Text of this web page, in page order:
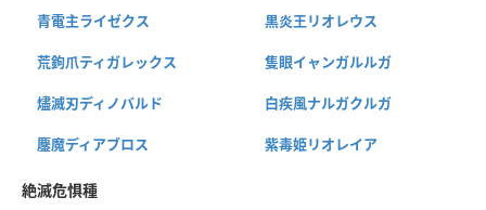
青電主ライゼクス 黒炎王リオレウス
荒鉤爪ティガレックス 隻眼イャンガルルガ
燼滅刃ディノバルド 白疾風ナルガクルガ
鏖魔ディアブロス 紫毒姫リオレイア
絶滅危惧種